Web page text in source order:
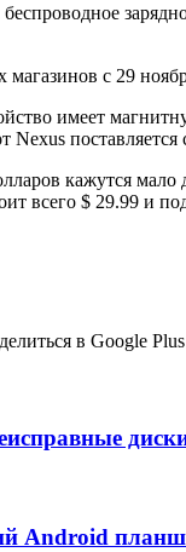
магазинов с 29
имеет
Nexus
кажутся
всего $ 29.99 и
в Google
Android